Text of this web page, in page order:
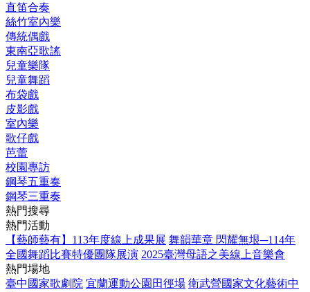
直笛合奏
絲竹室內樂
傳統偶戲
東南亞歌謠
兒童樂隊
兒童舞蹈
布袋戲
皮影戲
室內樂
歌仔戲
芭蕾
校園專訪
鋼琴五重奏
鋼琴三重奏
熱門搜尋
熱門活動
【藝師藝有】113年度線上成果展 舞韻華章 閃耀無垠─114年
全國舞蹈比賽特優團隊展演 2025臺灣母語之美線上音樂會
熱門場地
臺中國家歌劇院 宜蘭運動公園田徑場 衛武營國家文化藝術中